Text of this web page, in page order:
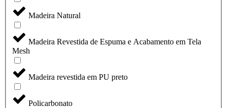
Madeira Natural
Madeira Revestida de Espuma e Acabamento em Tela
Mesh
Madeira revestida em PU preto
Policarbonato